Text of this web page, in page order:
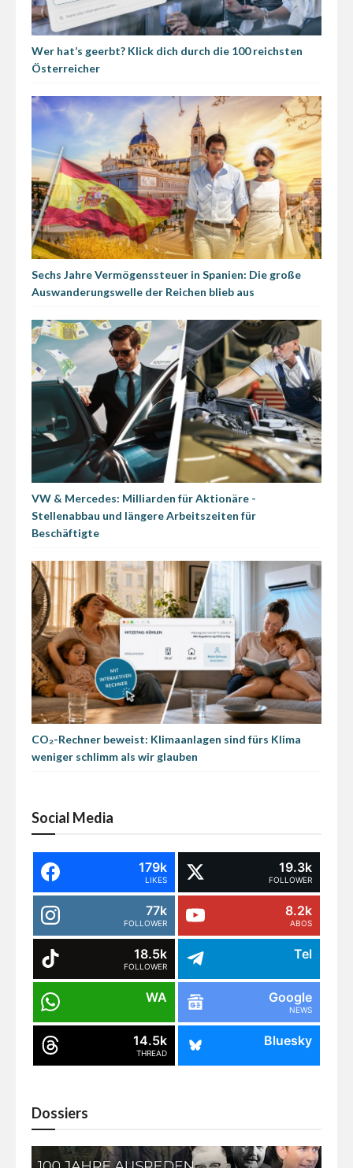
Wer hat’s geerbt? Klick dich durch die 100 reichsten
Österreicher
Sechs Jahre Vermögenssteuer in Spanien: Die große
Auswanderungswelle der Reichen blieb aus
VW & Mercedes: Milliarden für Aktionäre -
Stellenabbau und längere Arbeitszeiten für
Beschäftigte
CO₂-Rechner beweist: Klimaanlagen sind fürs Klima
weniger schlimm als wir glauben
Social Media
179k
LIKES
19.3k
FOLLOWER
77k
FOLLOWER
8.2k
ABOS
18.5k
FOLLOWER
Tel
WA Google
NEWS
14.5k
THREAD
Bluesky
Dossiers